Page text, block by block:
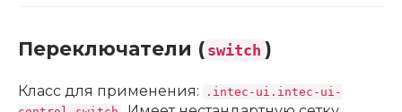
Переключатели ( switch )
Класс для применения:
.intec-ui.intec-ui-